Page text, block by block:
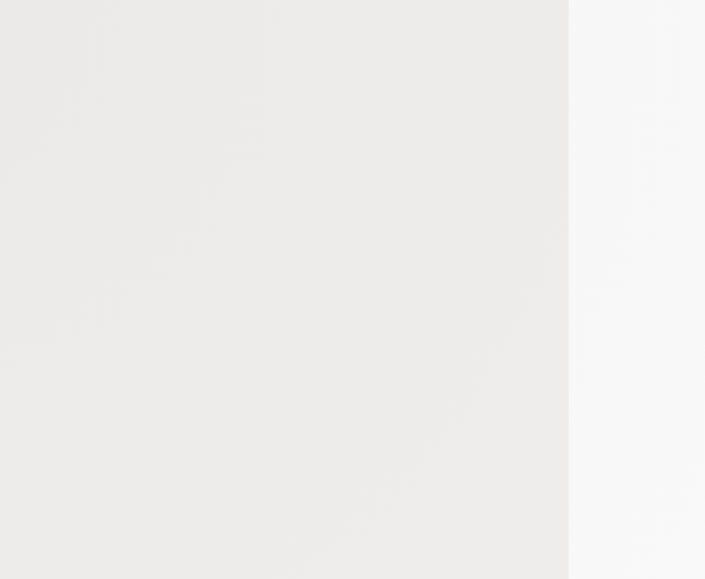
permet de mesurer des indicateurs comme l’affluence, les produits les plus consultés, ou encore